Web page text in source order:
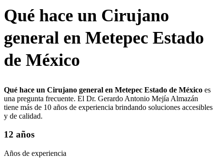
Qué hace un Cirujano
general en Metepec Estado
de México
Qué hace un Cirujano general en Metepec Estado de México es
una pregunta frecuente. El Dr. Gerardo Antonio Mejía Almazán
tiene más de 10 años de experiencia brindando soluciones accesibles
y de calidad.
12 años
Años de experiencia